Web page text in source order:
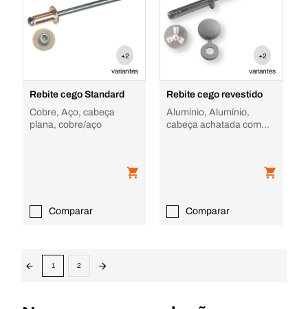
+2
variantes
Rebite cego Standard
Cobre, Aço, cabeça
plana, cobre/aço
Comparar
+2
variantes
Rebite cego revestido
Alumínio, Alumínio,
cabeça achatada com
Comparar
1 2